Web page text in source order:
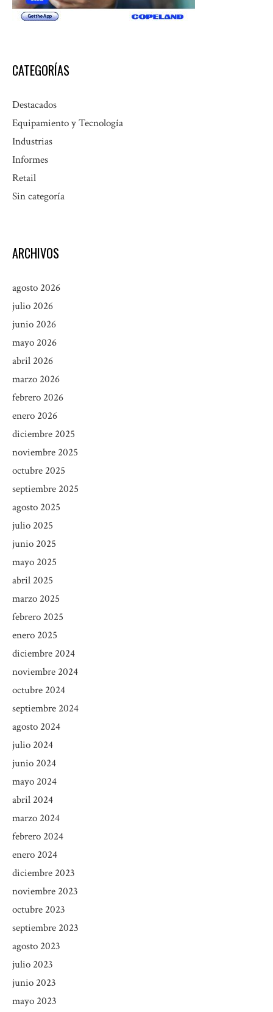
CATEGORÍAS
Destacados
Equipamiento y Tecnología
Industrias
Informes
Retail
Sin categoría
ARCHIVOS
agosto 2026
julio 2026
junio 2026
mayo 2026
abril 2026
marzo 2026
febrero 2026
enero 2026
diciembre 2025
noviembre 2025
octubre 2025
septiembre 2025
agosto 2025
julio 2025
junio 2025
mayo 2025
abril 2025
marzo 2025
febrero 2025
enero 2025
diciembre 2024
noviembre 2024
octubre 2024
septiembre 2024
agosto 2024
julio 2024
junio 2024
mayo 2024
abril 2024
marzo 2024
febrero 2024
enero 2024
diciembre 2023
noviembre 2023
octubre 2023
septiembre 2023
agosto 2023
julio 2023
junio 2023
mayo 2023